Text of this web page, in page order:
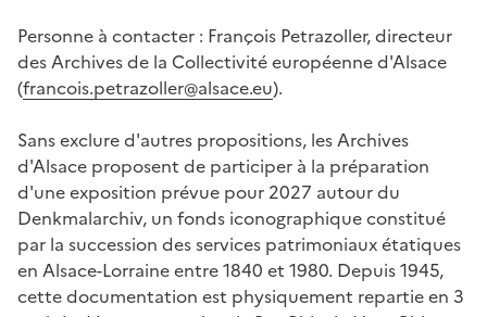
Personne à contacter : François Petrazoller, directeur
des Archives de la Collectivité européenne d'Alsace
(francois.petrazoller@alsace.eu).
Sans exclure d'autres propositions, les Archives
d'Alsace proposent de participer à la préparation
d'une exposition prévue pour 2027 autour du
Denkmalarchiv, un fonds iconographique constitué
par la succession des services patrimoniaux étatiques
en Alsace-Lorraine entre 1840 et 1980. Depuis 1945,
cette documentation est physiquement repartie en 3